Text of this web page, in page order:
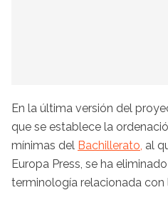
En la última versión del
que se establece la
mínimas del Bachillerato, al
Europa Press, se ha eliminado
terminología relacionada con